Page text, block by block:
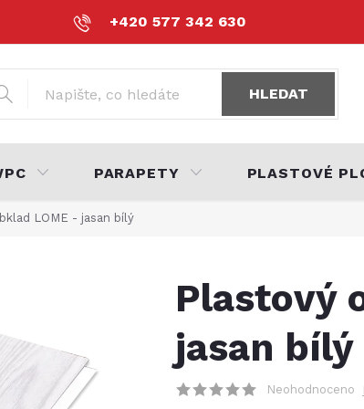
+420 577 342 630
Podmínky ochrany osobních údajů
HLEDAT
PARAPETY PLASTOVÉ
LOME - jasan bílý
Plastový
jasan bílý
Neohodnoceno